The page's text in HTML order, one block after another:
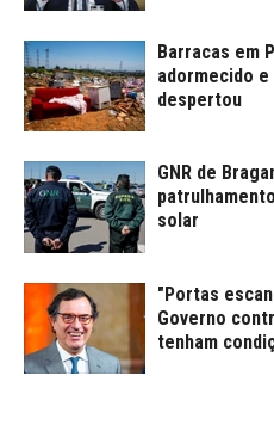
Barracas em
adormecido
despertou
GNR de
solar
"Portas
Governo
tenham